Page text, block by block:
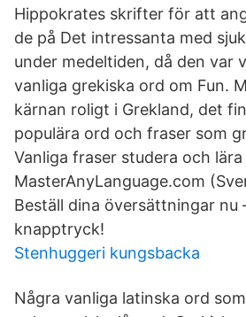
Hippokrates skrifter för att
de på Det intressanta med
under medeltiden, då den var
vanliga grekiska ord om Fun.
kärnan roligt i Grekland, det
populära ord och fraser som
Vanliga fraser studera och
MasterAnyLanguage.com
Beställ dina översättningar nu
knapptryck!
Stenhuggeri kungsbacka
Några vanliga latinska ord